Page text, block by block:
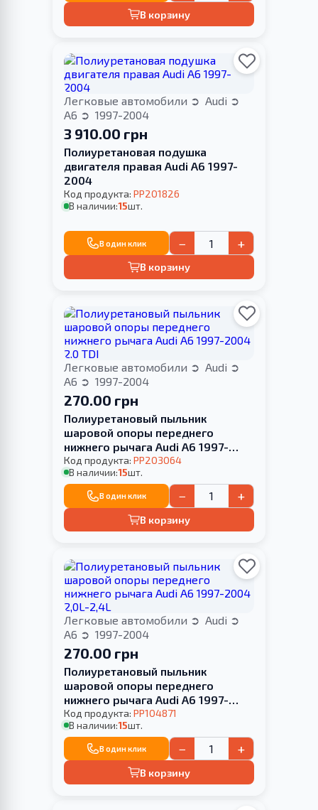
В корзину
Легковые автомобили
Audi
A6
1997-2004
3 910.00 грн
Полиуретановая подушка
двигателя правая Audi A6 1997-
2004
Код продукта: PP201826
В наличии:15шт.
В один клик − +
В корзину
Легковые автомобили
Audi
A6
1997-2004
270.00 грн
Полиуретановый пыльник
шаровой опоры переднего
нижнего рычага Audi A6 1997-
2004 2.0 TDI
Код продукта: PP203064
В наличии:15шт.
В один клик − +
В корзину
Легковые автомобили
Audi
A6
1997-2004
270.00 грн
Полиуретановый пыльник
шаровой опоры переднего
нижнего рычага Audi A6 1997-
2004 2,0L-2,4L
Код продукта: PP104871
В наличии:15шт.
В один клик − +
В корзину